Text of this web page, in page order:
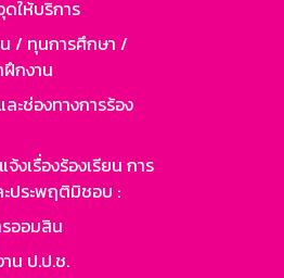
ให้บริการ
/ ทุนการศึกษา /
กงาน
ละช่องทางการร้อง
งเรื่องร้องเรียน การ
ประพฤติมิชอบ :
ออมสิน
น ป.ป.ช.